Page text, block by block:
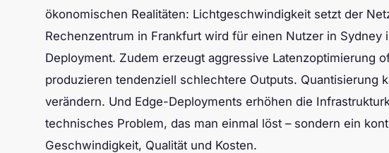
ökonomischen Realitäten: Lichtgeschwindigkeit setzt der
Rechenzentrum in Frankfurt wird für einen Nutzer in Sydney
Deployment. Zudem erzeugt aggressive Latenzoptimierung
produzieren tendenziell schlechtere Outputs. Quantisierung
verändern. Und Edge-Deployments erhöhen die
technisches Problem, das man einmal löst – sondern ein
Geschwindigkeit, Qualität und Kosten.